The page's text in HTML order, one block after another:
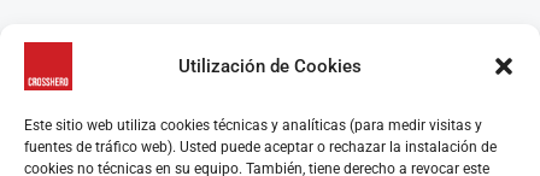
Utilización de Cookies
Este sitio web utiliza cookies técnicas y analíticas (para medir visitas y
fuentes de tráfico web). Usted puede aceptar o rechazar la instalación de
cookies no técnicas en su equipo. También, tiene derecho a revocar este
CrossHero es un software y app todo en uno, para la gestión de gimnasios, centros de
CrossFit, escuelas de artes marciales, estudios de yoga y/o pilates y centros de danza, que
Algunas características destacadas son el control de acceso, la gestión de reservas de clases y
control de aforo, programación de rutinas y seguimiento de marcas, el control de membresías
y facturación, la gestión y automatización de los pagos y los cobros, retención y recuperación